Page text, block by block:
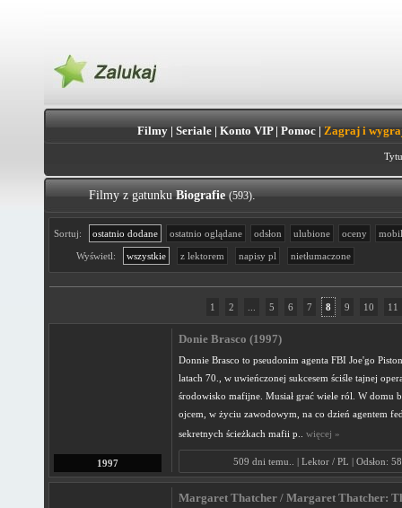
Filmy| Seriale| Konto VIP| Pomoc| Zagraj i
Filmy z gatunkuBiografie (593).
Sortuj: ostatnio dodane ostatnio oglądane odsłon ulubione oceny
Wyświetl: wszystkie z lektorem napisy pl nietłumaczone
1 2 5 6 7 8 9 10 11
1997
Donie Brasco (1997)
Donnie Brasco to pseudonim agenta FBI Joe'go
latach 70., w uwieńczonej sukcesem ściśle tajnej
środowisko mafijne. Musiał grać wiele ról. W domu
ojcem, w życiu zawodowym, na co dzień agentem
sekretnych ścieżkach mafii p.. więcej »
509 dni temu.. | Lektor / PL | Odsłon:
Margaret Thatcher / Margaret Thatcher: